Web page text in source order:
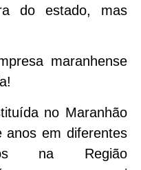
do estado, mas
maranhense
no Maranhão
anos em diferentes
na Região